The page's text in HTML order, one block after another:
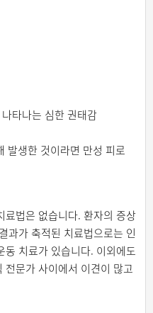
타나는 심한 권태감
발생한 것이라면 만성 피로
료법은 없습니다. 환자의 증상
과가 축적된 치료법으로는 인
치료가 있습니다. 이외에도
문가 사이에서 이견이 많고